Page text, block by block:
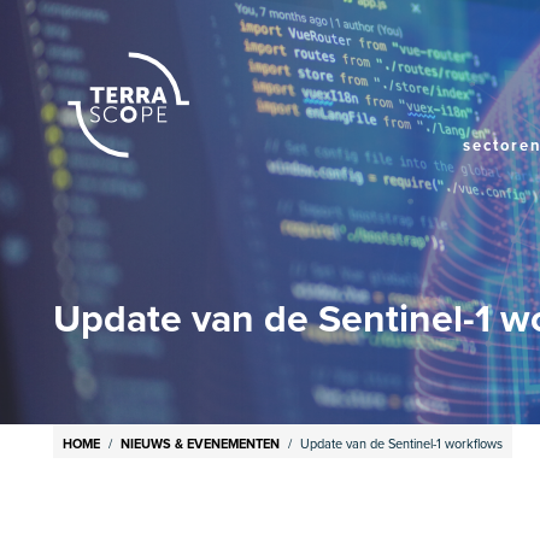
Update van de Sentinel-1
Breadcrumb
HOME NIEUWS & EVENEMENTEN Update van de Sentinel-1 workflows